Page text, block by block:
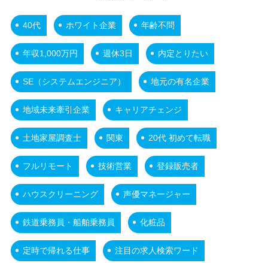
40代 ホワイト企業 年齢不問
年収1,000万円 週休3日 内定とりたい
SE（システムエンジニア） 地元の有名企業
地域未来牽引企業 キャリアチェンジ
土地家屋調査士 関東 20代 初めて転職
フルリモート 技術営業 登録販売者
ハウスクリーニング 声優マネージャー
鉄道乗務員・船舶乗務員 化粧品
定時で帰れる仕事 注目の求人検索ワード